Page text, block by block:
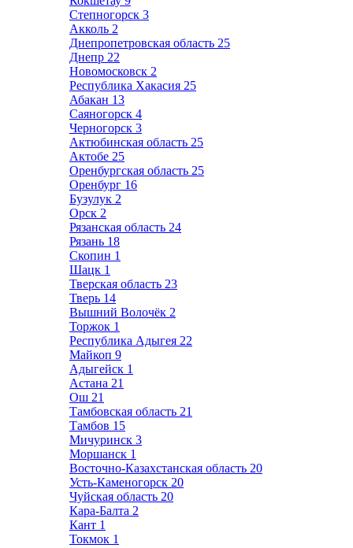
Степногорск 3
Акколь 2
Днепропетровская область 25
Днепр 22
Новомосковск 2
Республика Хакасия 25
Абакан 13
Саяногорск 4
Черногорск 3
Актюбинская область 25
Актобе 25
Оренбургская область 25
Оренбург 16
Бузулук 2
Орск 2
Рязанская область 24
Рязань 18
Скопин 1
Шацк 1
Тверская область 23
Тверь 14
Вышний Волочёк 2
Торжок 1
Республика Адыгея 22
Майкоп 9
Адыгейск 1
Астана 21
Ош 21
Тамбовская область 21
Тамбов 15
Мичуринск 3
Моршанск 1
Восточно-Казахстанская область 20
Усть-Каменогорск 20
Чуйская область 20
Кара-Балта 2
Кант 1
Токмок 1